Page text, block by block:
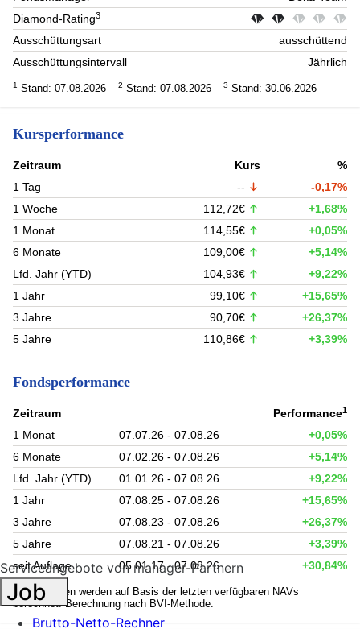
Diamond-Rating3
Ausschüttungsart
ausschüttend
Ausschüttungsintervall
Jährlich
1 Stand: 07.08.2026 2 Stand: 07.08.2026 3 Stand: 30.06.2026
Kursperformance
Zeitraum Kurs
%
1 Tag
--
-0,17%
1 Woche
112,72€
+1,68%
1 Monat
114,55€
+0,05%
6 Monate
109,00€
+5,14%
Lfd. Jahr (YTD)
104,93€
+9,22%
1 Jahr
99,10€
+15,65%
3 Jahre
90,70€
+26,37%
5 Jahre
110,86€ +3,39%
Fondsperformance
Zeitraum Performance1
1 Monat 07.07.26 - 07.08.26
+0,05%
6 Monate
07.02.26 - 07.08.26
+5,14%
Lfd. Jahr (YTD)
01.01.26 - 07.08.26
+9,22%
1 Jahr
07.08.25 - 07.08.26
+15,65%
3 Jahre
07.08.23 - 07.08.26
+26,37%
5 Jahre
07.08.21 - 07.08.26
+3,39%
seit Auflage
05.01.17 - 07.08.26 +30,84%
Kennzahlen werden auf Basis der letzten verfügbaren NAVs
berechnet. Berechnung nach BVI-Methode.
Serviceangebote von manager-Partnern
Job
Brutto-Netto-Rechner